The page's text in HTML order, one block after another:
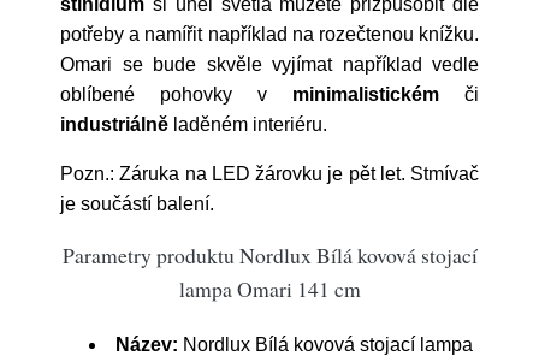
stínidlům si úhel světla můžete přizpůsobit dle
potřeby a namířit například na rozečtenou knížku.
Omari se bude skvěle vyjímat například vedle
oblíbené pohovky v minimalistickém či
industriálně laděném interiéru.
Pozn.:Záruka na LED žárovku je pět let. Stmívač
je součástí balení.
Parametry produktu Nordlux Bílá kovová stojací
lampa Omari 141 cm
Název: Nordlux Bílá kovová stojací lampa